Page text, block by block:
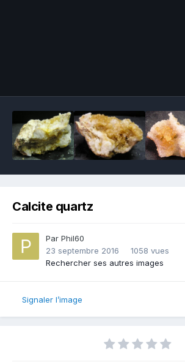
Calcite quartz
Par Phil60
23 septembre 2016
1058 vues
Rechercher ses autres images
Signaler l’image